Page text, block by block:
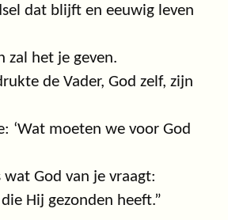
dat blijft en eeuwig leven
zal het je geven.
de Vader, God zelf, zijn
‘Wat moeten we voor God
wat God van je vraagt:
Hij gezonden heeft.”